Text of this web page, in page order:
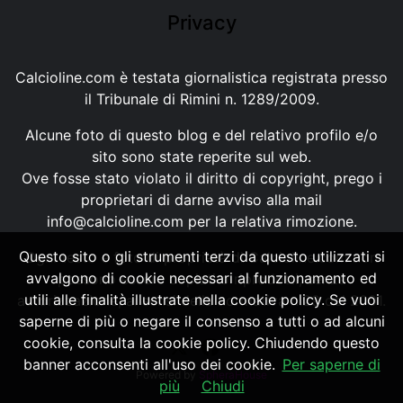
Privacy
Calcioline.com è testata giornalistica registrata presso
il Tribunale di Rimini n. 1289/2009.
Alcune foto di questo blog e del relativo profilo e/o
sito sono state reperite sul web.
Ove fosse stato violato il diritto di copyright, prego i
proprietari di darne avviso alla mail
info@calcioline.com per la relativa rimozione.
Ogni testo e foto di proprietà di Calcioline.com non
possono essere copiati o riprodotti, senza
autorizzazione, ai sensi della normativa n.29 del 2001.
Powered by SpheraHouse
Questo sito o gli strumenti terzi da questo utilizzati si
avvalgono di cookie necessari al funzionamento ed
utili alle finalità illustrate nella cookie policy. Se vuoi
saperne di più o negare il consenso a tutti o ad alcuni
cookie, consulta la cookie policy. Chiudendo questo
banner acconsenti all'uso dei cookie. Per saperne di
più
Chiudi